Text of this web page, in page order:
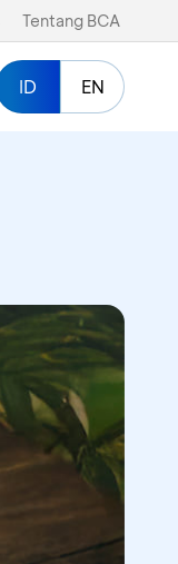
Tentang BCA
ID EN